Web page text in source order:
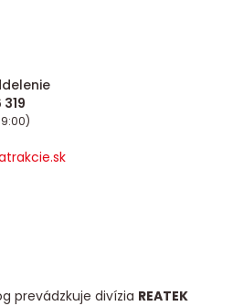
prevádzkuje divízia REATEK